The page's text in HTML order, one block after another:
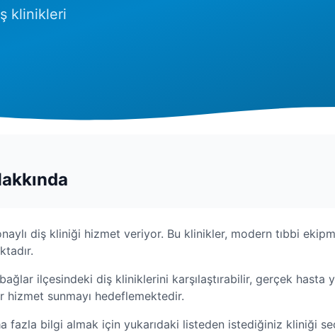
klinikleri
diş kliniği hizmet veriyor. Bu klinikler, modern tıbbi
ilçesindeki diş kliniklerini karşılaştırabilir, gerçek hasta
sunmayı hedeflemektedir.
fazla bilgi almak için yukarıdaki listeden istediğiniz kliniği